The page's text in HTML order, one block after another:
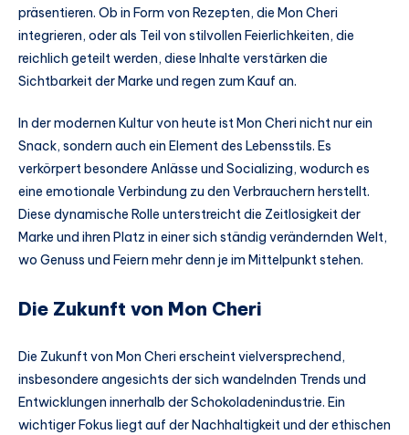
präsentieren. Ob in Form von Rezepten, die Mon Cheri
integrieren, oder als Teil von stilvollen Feierlichkeiten, die
reichlich geteilt werden, diese Inhalte verstärken die
Sichtbarkeit der Marke und regen zum Kauf an.
In der modernen Kultur von heute ist Mon Cheri nicht nur ein
Snack, sondern auch ein Element des Lebensstils. Es
verkörpert besondere Anlässe und Socializing, wodurch es
eine emotionale Verbindung zu den Verbrauchern herstellt.
Diese dynamische Rolle unterstreicht die Zeitlosigkeit der
Marke und ihren Platz in einer sich ständig verändernden Welt,
wo Genuss und Feiern mehr denn je im Mittelpunkt stehen.
Die Zukunft von Mon Cheri
Die Zukunft von Mon Cheri erscheint vielversprechend,
insbesondere angesichts der sich wandelnden Trends und
Entwicklungen innerhalb der Schokoladenindustrie. Ein
wichtiger Fokus liegt auf der Nachhaltigkeit und der ethischen